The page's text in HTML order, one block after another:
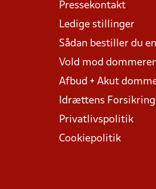
Pressekontakt
Ledige stillinger
Sådan bestiller du
Vold mod
Afbud + Akut
Idrættens
Privatlivspolitik
Cookiepolitik